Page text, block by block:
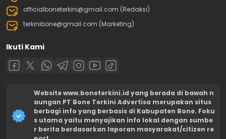
officialboneterkini@gmail.com (Redaksi)
terkinibone@gmail.com (Marketing)
Ikuti Kami
Website www.boneterkini.id yang berada di bawah n
aungan PT Bone Terkini Advertisa merupakan situs
berbagi info yang berbasis di Kabupaten Bone. Foku
s utama yaitu menyajikan info lokal dengan sumbe
r berita berdasarkan laporan masyarakat/citizen re